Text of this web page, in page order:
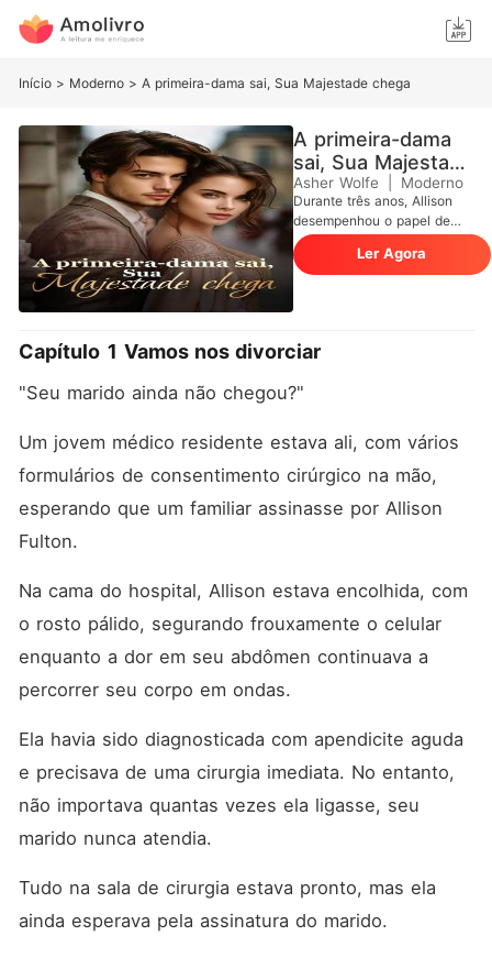
Início > Moderno > A primeira-dama sai, Sua Majestade chega
A primeira-dama
sai, Sua Majestade
chega
Asher Wolfe Moderno
Durante três anos, Allison
desempenhou o papel de
perfeita primeira-dama em
um casamento no qual o
marido nunca retribuiu o seu
sua sogra a ridicularizava
por não poder conceber, e a
lugar. Então, Allison aceitou
mesmo dia, a família real a
princesa perdida. Agora,
coroa, fortuna, poder, três
irmãos formidáveis e um
traficante de armas mais
temido do mundo, empurrou
um cartão preto sobre a
mesa. "Pegue. Compre o que
"Diga-me, Allison, quantos
cortes merecem aqueles que
te machucaram?" O terceiro,
uma estrela mundial das
artes marciais, invadiu o
Quando o ex implorou por
uma segunda chance,
Allison apenas sorriu. Era
Ler Agora
Capítulo 1 Vamos nos divorciar
"Seu marido ainda não chegou?"
Um jovem médico residente estava ali, com vários
formulários de consentimento cirúrgico na mão,
esperando que um familiar assinasse por Allison
Fulton.
Na cama do hospital, Allison estava encolhida, com
o rosto pálido, segurando frouxamente o celular
enquanto a dor em seu abdômen continuava a
percorrer seu corpo em ondas.
Ela havia sido diagnosticada com apendicite aguda
e precisava de uma cirurgia imediata. No entanto,
não importava quantas vezes ela ligasse, seu
marido nunca atendia.
Tudo na sala de cirurgia estava pronto, mas ela
ainda esperava pela assinatura do marido.